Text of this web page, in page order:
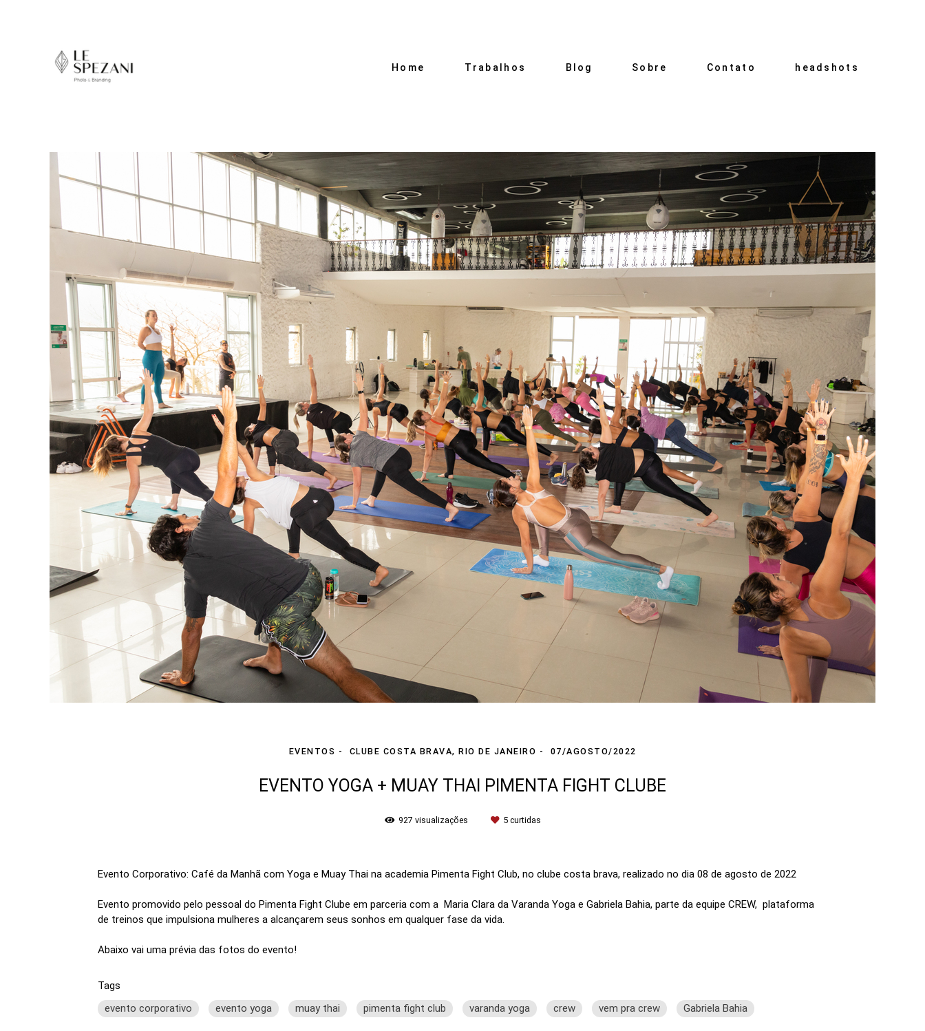
Home Trabalhos Blog Sobre Contato headshots
EVENTOS CLUBE COSTA BRAVA, RIO DE JANEIRO 07/AGOSTO/2022
EVENTO YOGA + MUAY THAI PIMENTA FIGHT CLUBE
927 visualizações 5curtidas
Evento Corporativo: Café da Manhã com Yoga e Muay Thai na academia Pimenta Fight Club, no clube costa brava, realizado no dia 08 de agosto de 2022
Evento promovido pelo pessoal do Pimenta Fight Clube em parceria com a Maria Clara da Varanda Yoga e Gabriela Bahia, parte da equipe CREW, plataforma
de treinos que impulsiona mulheres a alcançarem seus sonhos em qualquer fase da vida.
Abaixo vai uma prévia das fotos do evento!
Tags
evento corporativo
evento yoga muay thai pimenta fight club varanda yoga crew vem pra crew Gabriela Bahia